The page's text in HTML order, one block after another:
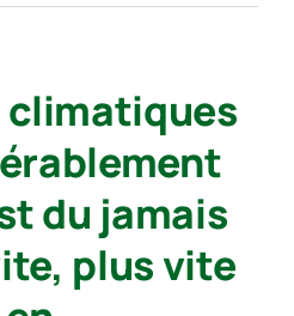
gouvernement
premier
bilan
annuel
des
impacts
du
changement
climatique
climatiques
du jamais
plus vite